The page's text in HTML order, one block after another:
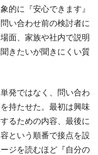
的に『安心できます』
い合わせ前の検討者に
面、家族や社内で説明
きたいが聞きにくい質
発ではなく、問い合わ
持たせた。最初は興味
るための内容、最後に
という順番で接点を設
ジを読むほど『自分の